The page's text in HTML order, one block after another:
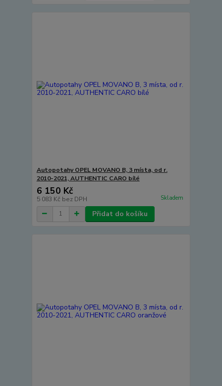
Autopotahy OPEL MOVANO B, 3 místa, od r.
2010-2021, AUTHENTIC CARO bílé
6 150 Kč
5 083 Kč bez DPH Skladem
Přidat do košíku